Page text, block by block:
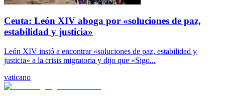
Ceuta: León XIV aboga por «soluciones de paz,
estabilidad y justicia»
León XIV instó a encontrar «soluciones de paz, estabilidad y
justicia» a la crisis migratoria y dijo que «Sigo...
vaticano